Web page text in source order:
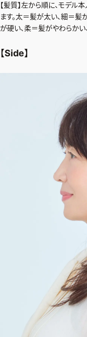
【髪質】左から順に、モデル
ます。太＝髪が太い、細＝
が硬い、柔＝髪がやわらかい
【Side】